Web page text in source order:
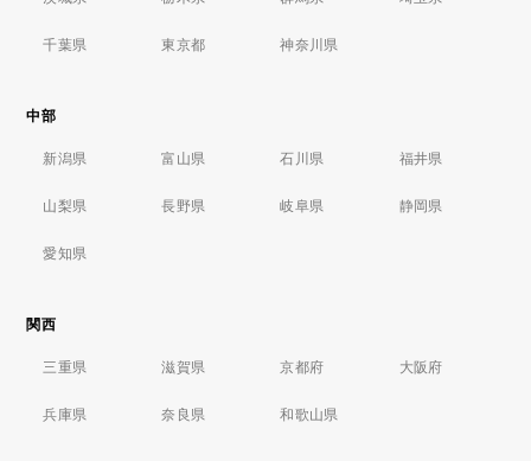
千葉県 東京都 神奈川県
中部
新潟県 富山県 石川県 福井県
山梨県 長野県 岐阜県 静岡県
愛知県
関西
三重県 滋賀県 京都府 大阪府
兵庫県 奈良県 和歌山県